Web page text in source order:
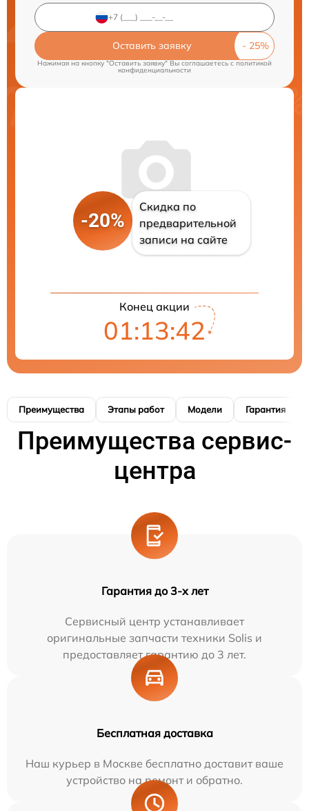
Оставить заявку
Нажимая на кнопку "Оставить заявку" Вы соглашаетесь cполитикой
конфиденциальности
-20%
Скидка по
предварительной
записи на сайте
Конец акции
01:13:41
Преимущества Этапы работ Модели Гарантия
Преимущества сервис-
центра
Гарантия до 3-х лет
Сервисный центр устанавливает
оригинальные запчасти техники Solis и
предоставляет гарантию до 3 лет.
Бесплатная доставка
Наш курьер в Москве бесплатно доставит ваше
устройство на ремонт и обратно.